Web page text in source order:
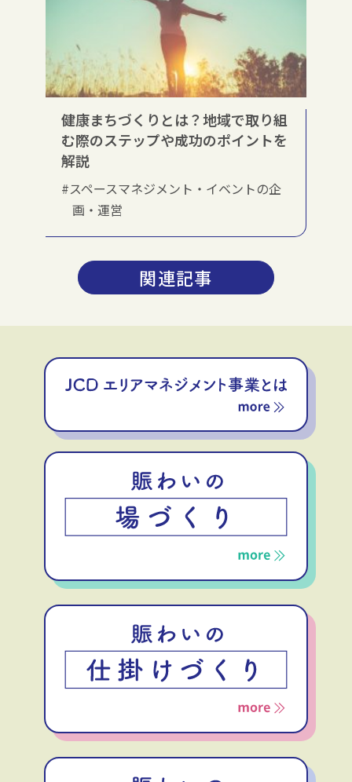
健康まちづくりとは？地域で取り組
む際のステップや成功のポイントを
解説
#スペースマネジメント・イベントの企
画・運営
関連記事